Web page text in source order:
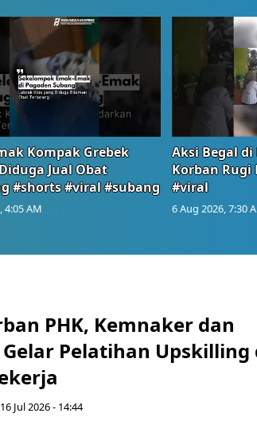
Kompak Grebek
Jual Obat
#shorts #viral #subang
4:05 AM
Aksi Begal
Korban Rugi
#viral
6 Aug 2026, 7:30
PHK, Kemnaker dan
Pelatihan Upskilling
Jul 2026 - 14:44